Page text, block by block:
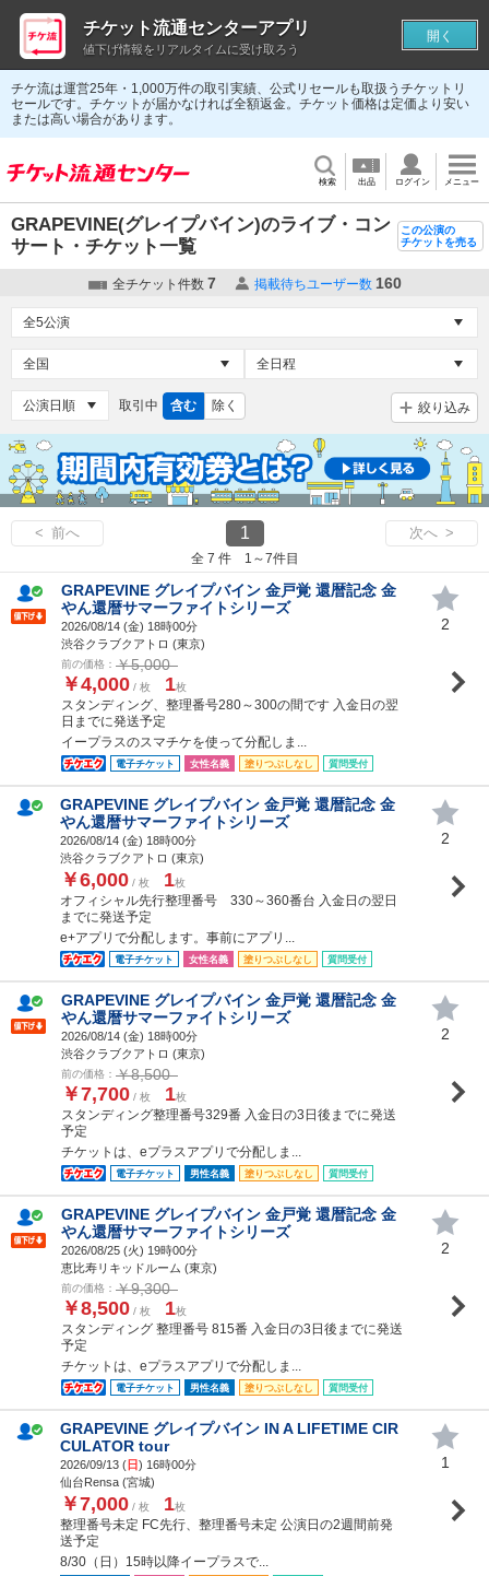
チケ流は運営25年・1,000万件の取引実績、公式リセールも取扱うチケットリ
セールです。チケットが届かなければ全額返金。チケット価格は定価より安い
または高い場合があります。
検索 出品 ログイン メニュー
GRAPEVINE(グレイプバイン)のライブ・コン
サート・チケット一覧
この公演の
チケットを売る
全チケット件数 7 掲載待ちユーザー数 160
取引中 含む 除く 絞り込み
< 前へ 1 次へ >
全 7 件 1～7件目
GRAPEVINE グレイプバイン 金戸覚 還暦記念 金
やん還暦サマーファイトシリーズ
2026/08/14 (金) 18時00分
渋谷クラブクアトロ (東京)
前の価格： ￥5,000
￥4,000 / 枚 1枚
スタンディング、整理番号280～300の間です 入金日の翌
日までに発送予定
イープラスのスマチケを使って分配しま...
電子チケット 女性名義 塗りつぶしなし 質問受付
2
GRAPEVINE グレイプバイン 金戸覚 還暦記念 金
やん還暦サマーファイトシリーズ
2026/08/14 (金) 18時00分
渋谷クラブクアトロ (東京)
￥6,000 / 枚 1枚
オフィシャル先行整理番号 330～360番台 入金日の翌日
までに発送予定
e+アプリで分配します。事前にアプリ...
電子チケット 女性名義 塗りつぶしなし 質問受付
2
GRAPEVINE グレイプバイン 金戸覚 還暦記念 金
やん還暦サマーファイトシリーズ
2026/08/14 (金) 18時00分
渋谷クラブクアトロ (東京)
前の価格： ￥8,500
￥7,700 / 枚 1枚
スタンディング整理番号329番 入金日の3日後までに発送
予定
チケットは、eプラスアプリで分配しま...
電子チケット 男性名義 塗りつぶしなし 質問受付
2
GRAPEVINE グレイプバイン 金戸覚 還暦記念 金
やん還暦サマーファイトシリーズ
2026/08/25 (火) 19時00分
恵比寿リキッドルーム (東京)
前の価格： ￥9,300
￥8,500 / 枚 1枚
スタンディング 整理番号 815番 入金日の3日後までに発送
予定
チケットは、eプラスアプリで分配しま...
電子チケット 男性名義 塗りつぶしなし 質問受付
2
GRAPEVINE グレイプバイン IN A LIFETIME CIR
CULATOR tour
2026/09/13 (日) 16時00分
仙台Rensa (宮城)
￥7,000 / 枚 1枚
整理番号未定 FC先行、整理番号未定 公演日の2週間前発
送予定
8/30（日）15時以降イープラスで...
1
チケット流通センターアプリ
値下げ情報をリアルタイムに受け取ろう
開く